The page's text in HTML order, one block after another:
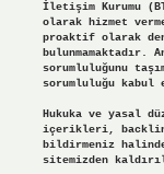
İletişim Kurumu
olarak hizmet
proaktif olarak
sorumluluğunu
sorumluluğu
Hukuka ve yasal
içerikleri,
bildirmeniz
sitemizden